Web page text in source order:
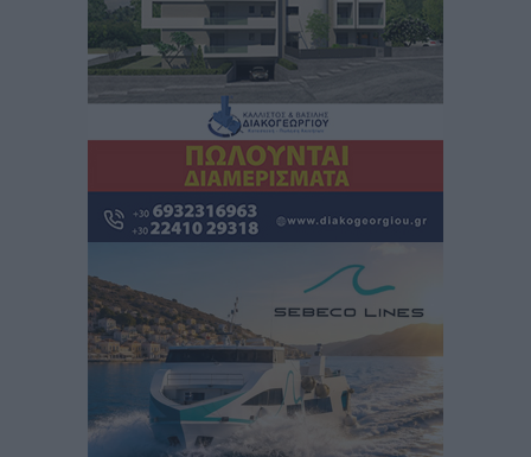
Κικίλιας: Μειώθηκαν κατά 34% οι μεταναστευτικές
ροές στα θαλάσσια σύνορα
Κως: Γερμανός τουρίστας κέρδισε αποζημίωση 900
ευρώ επειδή δεν βρήκε ξαπλώστρες στις
οικογενειακές διακοπές του
Τοπικές Ειδήσεις• πριν 2 ώρες
Ο γεωεντοπισμός μέσω 112 «έσωσε» Δανό περιπατητή
στη Ρόδο
Τοπικές Ειδήσεις• πριν 2 ώρες
Σύμη: Ανασύρθηκε σορός άνδρα – Εξετάζεται αν είναι